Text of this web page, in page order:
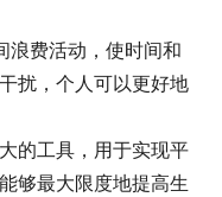
浪费活动，使时间和
扰，个人可以更好地
的工具，用于实现平
够最大限度地提高生